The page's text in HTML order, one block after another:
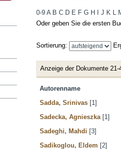
0-9 A B C D E F G H J K L
Oder geben Sie die ersten
Sortierung:
Anzeige der Dokumente 21-
Autorenname
Sadda, Srinivas [1]
Sadecka, Agnieszka [1]
Sadeghi, Mahdi [3]
Sadikoglou, Eldem [2]